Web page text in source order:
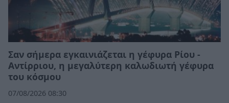
Σαν σήμερα εγκαινιάζεται η γέφυρα Ρίου -
Αντίρριου, η μεγαλύτερη καλωδιωτή γέφυρα
του κόσμου
07/08/2026 08:30